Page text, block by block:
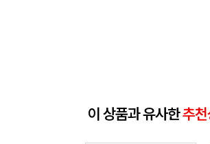
이 상품과 유사한추